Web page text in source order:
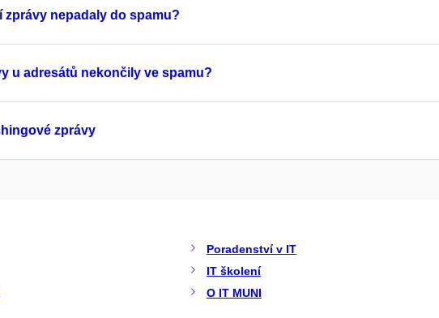
zprávy nepadaly do spamu?
u adresátů nekončily ve spamu?
zprávy
Poradenství v IT
IT školení
O IT MUNI